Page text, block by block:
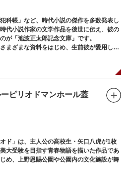
科帳」など、時代小説の傑作を多数発表し
代小説作家の文学作品を後世に伝え、彼の
が「池波正太郎記念文庫」です。
まざまな資料をはじめ、生前彼が愛用して
展示されています。書斎も復元されてお
られるスポットです。また「池波グッズ」
た古地図やポストカード、扇子など様々な
ピリオドマンホール蓋
ド」は、主人公の高校生・矢口八虎が1枚
大受験を目指す青春物語を描いた作品であ
め、上野恩賜公園や公園内の文化施設が舞